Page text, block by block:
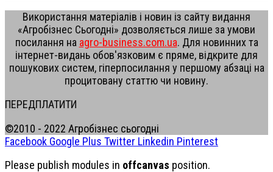
Використання матеріалів і новин із сайту видання
«Агробізнес Сьогодні» дозволяється лише за умови
посилання на agro-business.com.ua. Для новинних та
інтернет-видань обов'язковим є пряме, відкрите для
пошукових систем, гіперпосилання у першому абзаці на
процитовану статтю чи новину.
ПЕРЕДПЛАТИТИ
©2010 - 2022 Агробізнес сьогодні
Facebook Google Plus Twitter Linkedin Pinterest
Please publish modules in offcanvas position.